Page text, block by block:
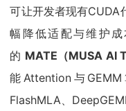
可让开发者现有CUDA
幅降低适配与维护
的 MATE（MUSA AI
能Attention与
FlashMLA、